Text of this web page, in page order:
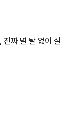
진짜 별 탈 없이 잘